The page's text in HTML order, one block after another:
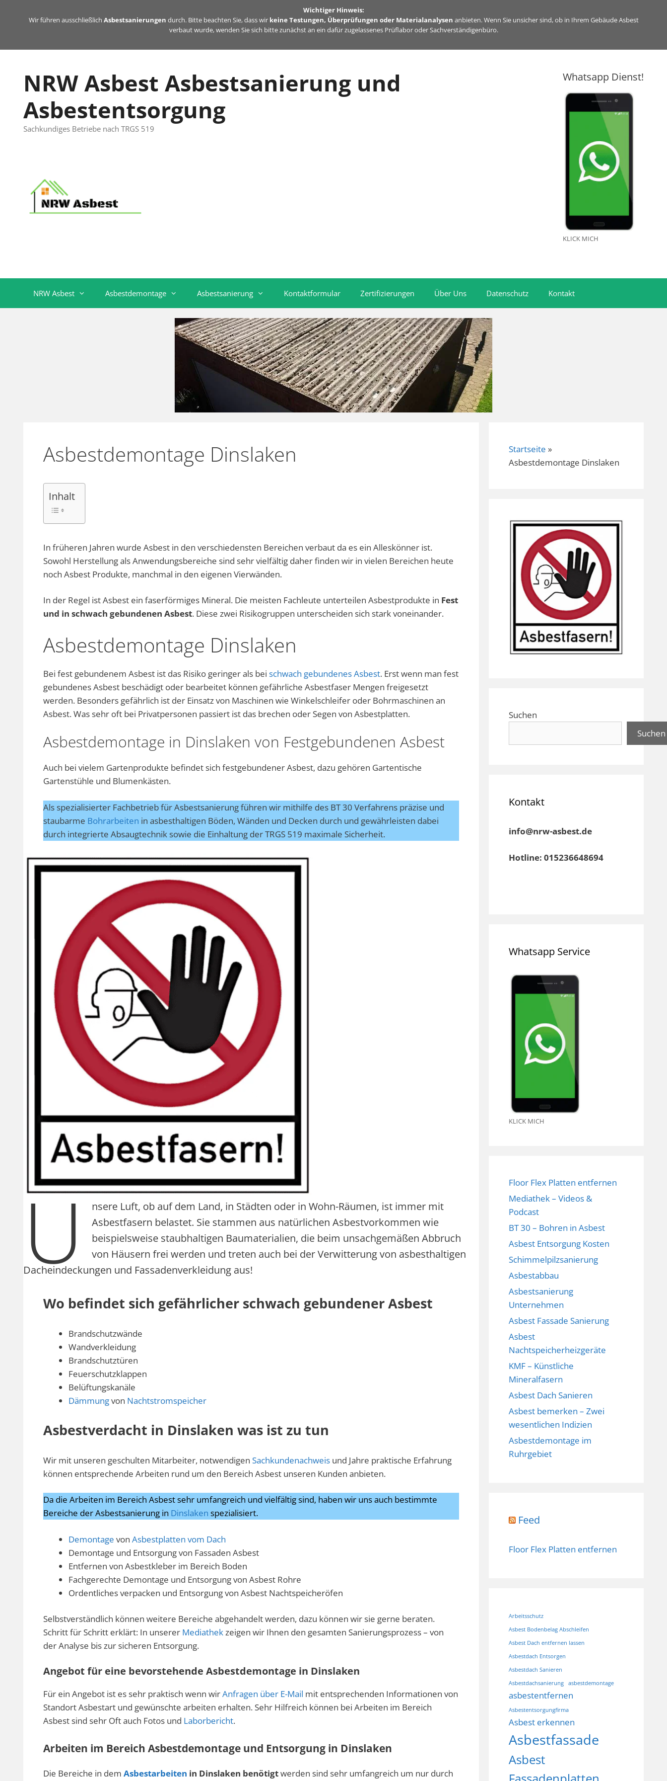
Wichtiger Hinweis:
Wir führen ausschließlich Asbestsanierungen durch. Bitte beachten Sie, dass wir keine Testungen, Überprüfungen oder Materialanalysen anbieten. Wenn Sie unsicher sind, ob in Ihrem Gebäude Asbest
verbaut wurde, wenden Sie sich bitte zunächst an ein dafür zugelassenes Prüflabor oder Sachverständigenbüro.
Whatsapp Dienst!
KLICK MICH
NRW Asbest Asbestsanierung und
Asbestentsorgung
Sachkundiges Betriebe nach TRGS 519
NRW Asbest Asbestdemontage Asbestsanierung Kontaktformular Zertifizierungen Über Uns Datenschutz Kontakt
Asbestdemontage Dinslaken
Inhalt
In früheren Jahren wurde Asbest in den verschiedensten Bereichen verbaut da es ein Alleskönner ist.
Sowohl Herstellung als Anwendungsbereiche sind sehr vielfältig daher finden wir in vielen Bereichen heute
noch Asbest Produkte, manchmal in den eigenen Vierwänden.
In der Regel ist Asbest ein faserförmiges Mineral. Die meisten Fachleute unterteilen Asbestprodukte in Fest
und in schwach gebundenen Asbest. Diese zwei Risikogruppen unterscheiden sich stark voneinander.
Asbestdemontage Dinslaken
Bei fest gebundenem Asbest ist das Risiko geringer als bei schwach gebundenes Asbest. Erst wenn man fest
gebundenes Asbest beschädigt oder bearbeitet können gefährliche Asbestfaser Mengen freigesetzt
werden. Besonders gefährlich ist der Einsatz von Maschinen wie Winkelschleifer oder Bohrmaschinen an
Asbest. Was sehr oft bei Privatpersonen passiert ist das brechen oder Segen von Asbestplatten.
Asbestdemontage in Dinslaken von Festgebundenen Asbest
Auch bei vielem Gartenprodukte befindet sich festgebundener Asbest, dazu gehören Gartentische
Gartenstühle und Blumenkästen.
Als spezialisierter Fachbetrieb für Asbestsanierung führen wir mithilfe des BT 30 Verfahrens präzise und
staubarme Bohrarbeiten in asbesthaltigen Böden, Wänden und Decken durch und gewährleisten dabei
durch integrierte Absaugtechnik sowie die Einhaltung der TRGS 519 maximale Sicherheit.
U
nsere Luft, ob auf dem Land, in Städten oder in Wohn-Räumen, ist immer mit
Asbestfasern belastet. Sie stammen aus natürlichen Asbestvorkommen wie
beispielsweise staubhaltigen Baumaterialien, die beim unsachgemäßen Abbruch
von Häusern frei werden und treten auch bei der Verwitterung von asbesthaltigen
Dacheindeckungen und Fassadenverkleidung aus!
Wo befindet sich gefährlicher schwach gebundener Asbest
Brandschutzwände
Wandverkleidung
Brandschutztüren
Feuerschutzklappen
Belüftungskanäle
Dämmungvon Nachtstromspeicher
Asbestverdacht in Dinslaken was ist zu tun
Wir mit unseren geschulten Mitarbeiter, notwendigen Sachkundenachweis und Jahre praktische Erfahrung
können entsprechende Arbeiten rund um den Bereich Asbest unseren Kunden anbieten.
Da die Arbeiten im Bereich Asbest sehr umfangreich und vielfältig sind, haben wir uns auch bestimmte
Bereiche der Asbestsanierung in Dinslaken spezialisiert.
Demontage von Asbestplatten vom Dach
Demontage und Entsorgung von Fassaden Asbest
Entfernen von Asbestkleber im Bereich Boden
Fachgerechte Demontage und Entsorgung von Asbest Rohre
Ordentliches verpacken und Entsorgung von Asbest Nachtspeicheröfen
Selbstverständlich können weitere Bereiche abgehandelt werden, dazu können wir sie gerne beraten.
Schritt für Schritt erklärt: In unserer Mediathekzeigen wir Ihnen den gesamten Sanierungsprozess – von
der Analyse bis zur sicheren Entsorgung.
Angebot für eine bevorstehende Asbestdemontage in Dinslaken
Für ein Angebot ist es sehr praktisch wenn wirAnfragen über E-Mail mit entsprechenden Informationen von
Standort Asbestart und gewünschte arbeiten erhalten. Sehr Hilfreich können bei Arbeiten im Bereich
Asbest sind sehr Oft auch Fotos und Laborbericht.
Arbeiten im Bereich Asbestdemontage und Entsorgung in Dinslaken
Die Bereiche in dem Asbestarbeiten in Dinslaken benötigtwerden sind sehr umfangreich um nur durch
Startseite »
Asbestdemontage Dinslaken
Suchen
Suchen
Kontakt
info@nrw-asbest.de
Hotline: 015236648694
Whatsapp Service
KLICK MICH
Floor Flex Platten entfernen
Mediathek – Videos &
Podcast
BT 30 – Bohren in Asbest
Asbest Entsorgung Kosten
Schimmelpilzsanierung
Asbestabbau
Asbestsanierung
Unternehmen
Asbest Fassade Sanierung
Asbest
Nachtspeicherheizgeräte
KMF – Künstliche
Mineralfasern
Asbest Dach Sanieren
Asbest bemerken – Zwei
wesentlichen Indizien
Asbestdemontage im
Ruhrgebiet
Feed
Floor Flex Platten entfernen
Arbeitsschutz
Asbest Bodenbelag Abschleifen
Asbest Dach entfernen lassen
Asbestdach Entsorgen
Asbestdach Sanieren
Asbestdachsanierung
asbestdemontage
asbestentfernen
Asbestentsorgungfirma
Asbest erkennen
Asbestfassade
Asbest